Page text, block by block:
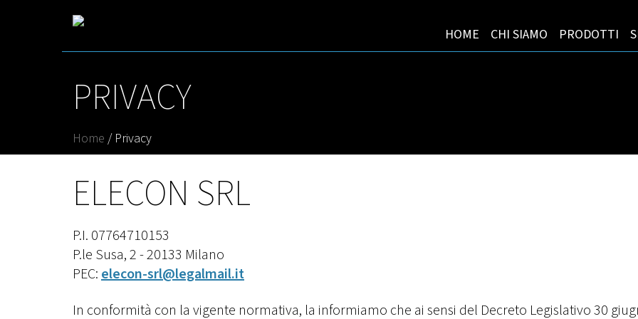
HOME CHI SIAMO PRODOTTI
PRIVACY
Home / Privacy
ELECON SRL
P.I. 07764710153
P.le Susa, 2 - 20133 Milano
PEC:elecon-srl@legalmail.it
In conformità con la vigente normativa, la informiamo che ai sensi del Decreto Legislativo 30